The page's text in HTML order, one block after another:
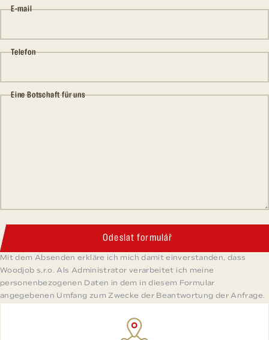
E-mail
Telefon
Eine Botschaft für uns
Odeslat formulář
Mit dem Absenden erkläre ich mich damit einverstanden, dass
Woodjob s.r.o. Als Administrator verarbeitet ich meine
personenbezogenen Daten in dem in diesem Formular
angegebenen Umfang zum Zwecke der Beantwortung der Anfrage.